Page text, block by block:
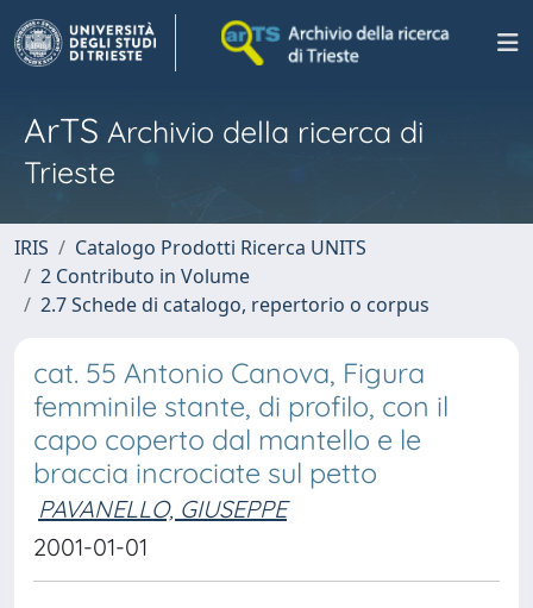
ArTS Archivio della ricerca di
Trieste
IRIS
Catalogo Prodotti Ricerca UNITS
2 Contributo in Volume
2.7 Schede di catalogo, repertorio o corpus
cat. 55 Antonio Canova, Figura
femminile stante, di profilo, con il
capo coperto dal mantello e le
braccia incrociate sul petto
PAVANELLO, GIUSEPPE
2001-01-01